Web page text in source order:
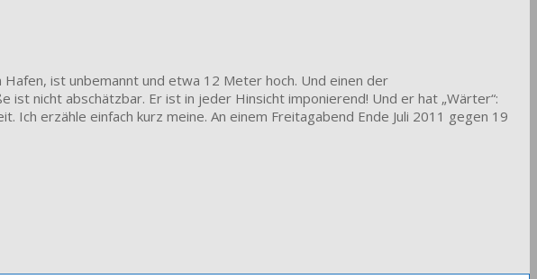
ist unbemannt und etwa 12 Meter hoch. Und einen der
nicht abschätzbar. Er ist in jeder Hinsicht imponierend! Und er hat „Wärter“:
Ich erzähle einfach kurz meine. An einem Freitagabend Ende Juli 2011 gegen 19